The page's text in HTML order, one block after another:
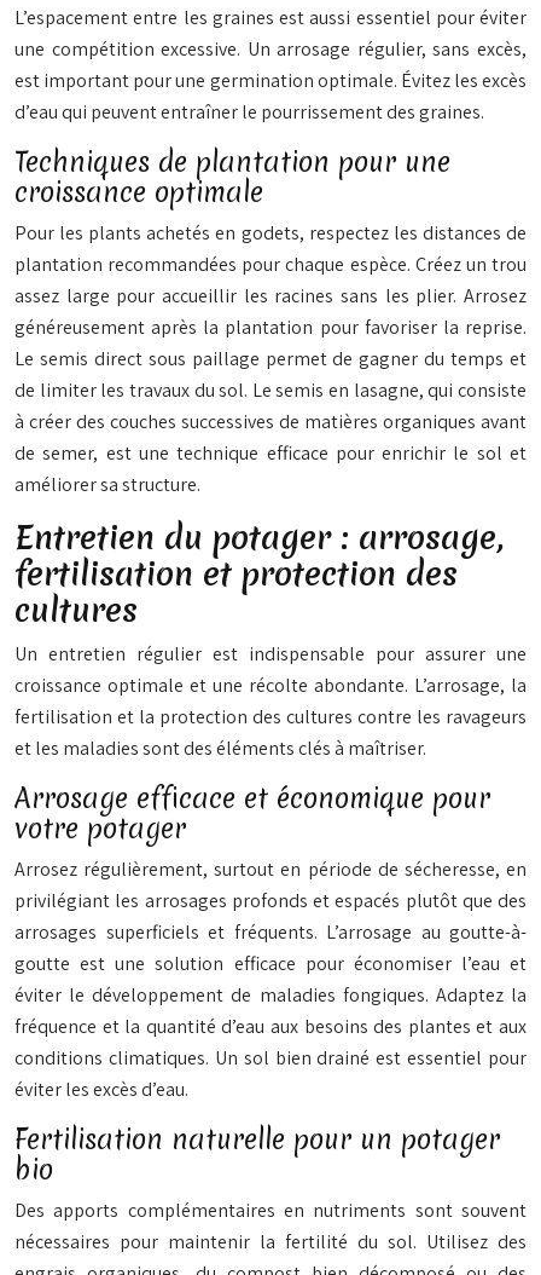
L’espacement entre les graines est aussi essentiel pour éviter
une compétition excessive. Un arrosage régulier, sans excès,
est important pour une germination optimale. Évitez les excès
d’eau qui peuvent entraîner le pourrissement des graines.
Techniques de plantation pour une
croissance optimale
Pour les plants achetés en godets, respectez les distances de
plantation recommandées pour chaque espèce. Créez un trou
assez large pour accueillir les racines sans les plier. Arrosez
généreusement après la plantation pour favoriser la reprise.
Le semis direct sous paillage permet de gagner du temps et
de limiter les travaux du sol. Le semis en lasagne, qui consiste
à créer des couches successives de matières organiques avant
de semer, est une technique efficace pour enrichir le sol et
améliorer sa structure.
Entretien du potager : arrosage,
fertilisation et protection des
cultures
Un entretien régulier est indispensable pour assurer une
croissance optimale et une récolte abondante. L’arrosage, la
fertilisation et la protection des cultures contre les ravageurs
et les maladies sont des éléments clés à maîtriser.
Arrosage efficace et économique pour
votre potager
Arrosez régulièrement, surtout en période de sécheresse, en
privilégiant les arrosages profonds et espacés plutôt que des
arrosages superficiels et fréquents. L’arrosage au goutte-à-
goutte est une solution efficace pour économiser l’eau et
éviter le développement de maladies fongiques. Adaptez la
fréquence et la quantité d’eau aux besoins des plantes et aux
conditions climatiques. Un sol bien drainé est essentiel pour
éviter les excès d’eau.
Fertilisation naturelle pour un potager
bio
Des apports complémentaires en nutriments sont souvent
nécessaires pour maintenir la fertilité du sol. Utilisez des